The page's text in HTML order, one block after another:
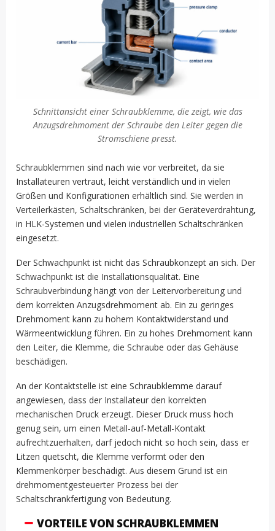
Schnittansicht einer Schraubklemme, die zeigt, wie das
Anzugsdrehmoment der Schraube den Leiter gegen die
Stromschiene presst.
Schraubklemmen sind nach wie vor verbreitet, da sie
Installateuren vertraut, leicht verständlich und in vielen
Größen und Konfigurationen erhältlich sind. Sie werden in
Verteilerkästen, Schaltschränken, bei der Geräteverdrahtung,
in HLK-Systemen und vielen industriellen Schaltschränken
eingesetzt.
Der Schwachpunkt ist nicht das Schraubkonzept an sich. Der
Schwachpunkt ist die Installationsqualität. Eine
Schraubverbindung hängt von der Leitervorbereitung und
dem korrekten Anzugsdrehmoment ab. Ein zu geringes
Drehmoment kann zu hohem Kontaktwiderstand und
Wärmeentwicklung führen. Ein zu hohes Drehmoment kann
den Leiter, die Klemme, die Schraube oder das Gehäuse
beschädigen.
An der Kontaktstelle ist eine Schraubklemme darauf
angewiesen, dass der Installateur den korrekten
mechanischen Druck erzeugt. Dieser Druck muss hoch
genug sein, um einen Metall-auf-Metall-Kontakt
aufrechtzuerhalten, darf jedoch nicht so hoch sein, dass er
Litzen quetscht, die Klemme verformt oder den
Klemmenkörper beschädigt. Aus diesem Grund ist ein
drehmomentgesteuerter Prozess bei der
Schaltschrankfertigung von Bedeutung.
VORTEILE VON SCHRAUBKLEMMEN